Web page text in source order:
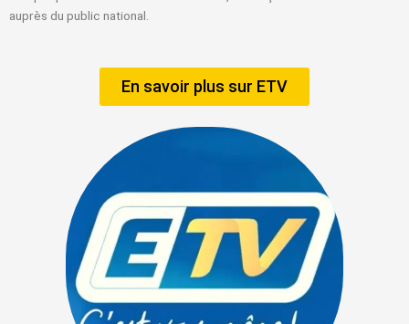
auprès du public national.
En savoir plus sur ETV